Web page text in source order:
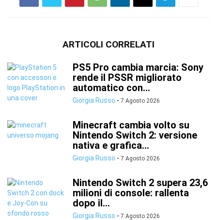
ARTICOLI CORRELATI
PS5 Pro cambia marcia: Sony
rende il PSSR migliorato
automatico con...
Giorgia Russo - 7 Agosto 2026
Minecraft cambia volto su
Nintendo Switch 2: versione
nativa e grafica...
Giorgia Russo - 7 Agosto 2026
Nintendo Switch 2 supera 23,6
milioni di console: rallenta
dopo il...
Giorgia Russo - 7 Agosto 2026